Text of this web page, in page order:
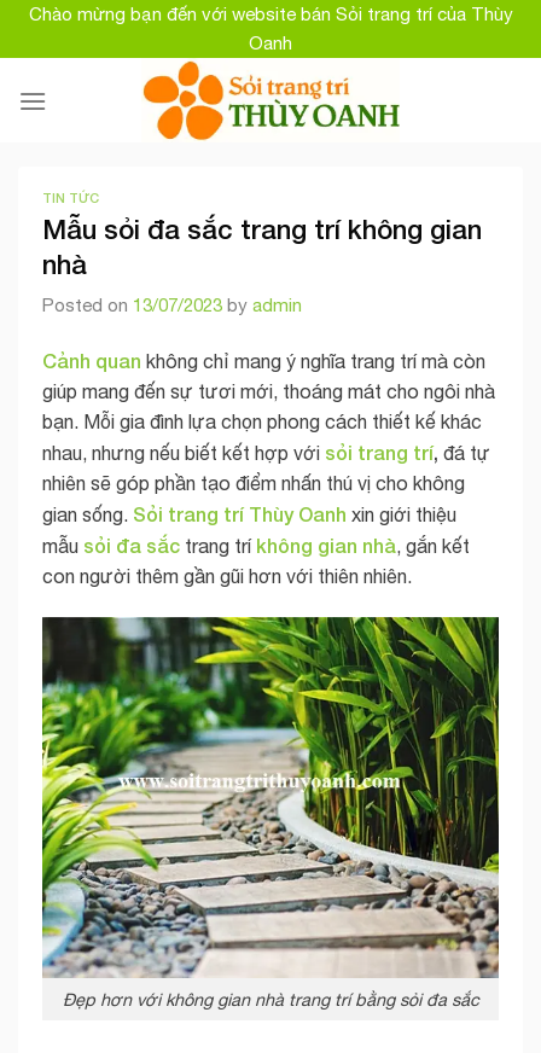
SkipChào mừng bạn đến với website bán Sỏi trang trí của Thùy
Oanh
TIN TỨC
Mẫu sỏi đa sắc trang trí không gian
nhà
Posted on 13/07/2023 by admin
Cảnh quan không chỉ mang ý nghĩa trang trí mà còn
giúp mang đến sự tươi mới, thoáng mát cho ngôi nhà
bạn. Mỗi gia đình lựa chọn phong cách thiết kế khác
nhau, nhưng nếu biết kết hợp với sỏi trang trí, đá tự
nhiên sẽ góp phần tạo điểm nhấn thú vị cho không
gian sống. Sỏi trang trí Thùy Oanh xin giới thiệu
mẫu sỏi đa sắc trang tríkhông gian nhà, gắn kết
con người thêm gần gũi hơn với thiên nhiên.
Đẹp hơn với không gian nhà trang trí bằng sỏi đa sắc